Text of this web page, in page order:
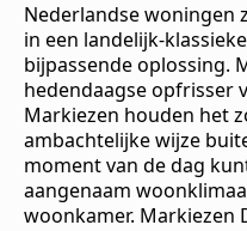
Nederlandse woningen
in een landelijk-
bijpassende oplossing.
hedendaagse opfrisser
Markiezen houden het
ambachtelijke wijze
moment van de dag
aangenaam
woonkamer. Markiezen